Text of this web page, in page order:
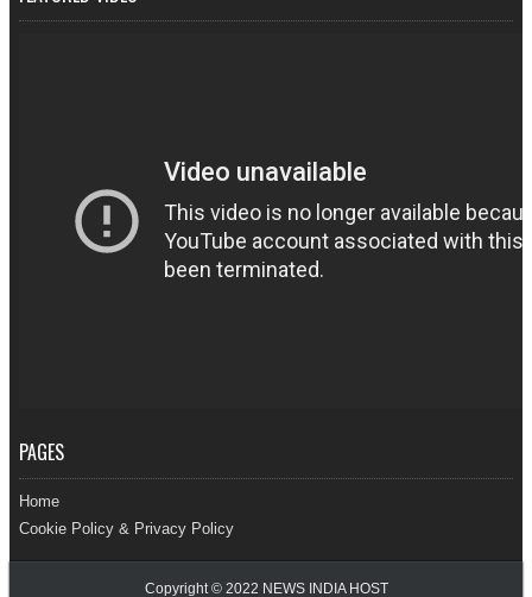
PAGES
Home
Cookie Policy & Privacy Policy
Copyright © 2022 NEWS INDIA HOST